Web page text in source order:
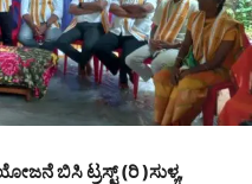
ಯೋಜನೆ ಬಿಸಿ ಟ್ರಸ್ಟ್ (ರಿ )ಸುಳ್ಯ,